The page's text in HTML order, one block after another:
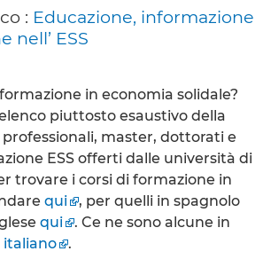
: Educazione, informazione
nell’ ESS
in economia solidale?
piuttosto esaustivo della
master, dottorati e
ESS offerti dalle università di
trovare i corsi di formazione in
qui
, per quelli in spagnolo
qui
. Ce ne sono alcune in
italiano .